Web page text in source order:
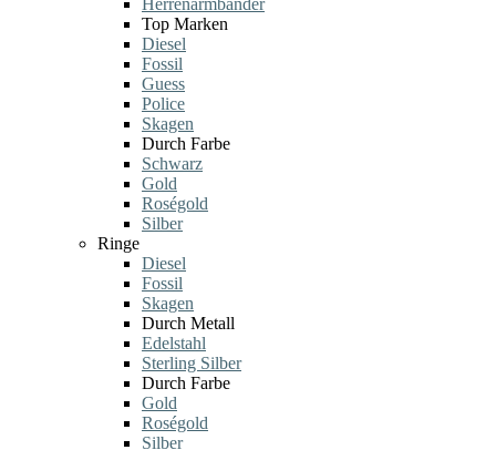
Herrenarmbänder
Top Marken
Diesel
Fossil
Guess
Police
Skagen
Durch Farbe
Schwarz
Gold
Roségold
Silber
Ringe
Diesel
Fossil
Skagen
Durch Metall
Edelstahl
Sterling Silber
Durch Farbe
Gold
Roségold
Silber